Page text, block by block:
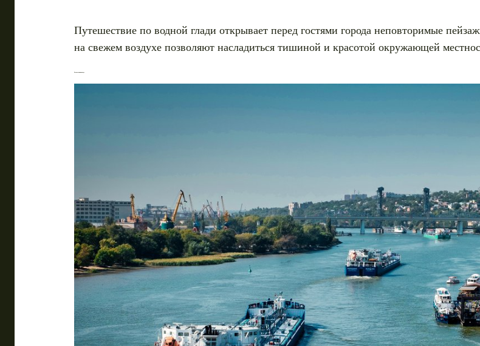
Путешествие по водной глади открывает перед гостями города неповторимые
на свежем воздухе позволяют насладиться тишиной и красотой окружающей
Развлечения на воде